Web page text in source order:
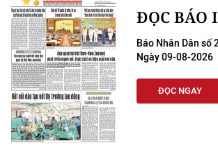
ĐỌC BÁO
Báo Nhân Dân số
Ngày 09-08-2026
ĐỌC NGAY